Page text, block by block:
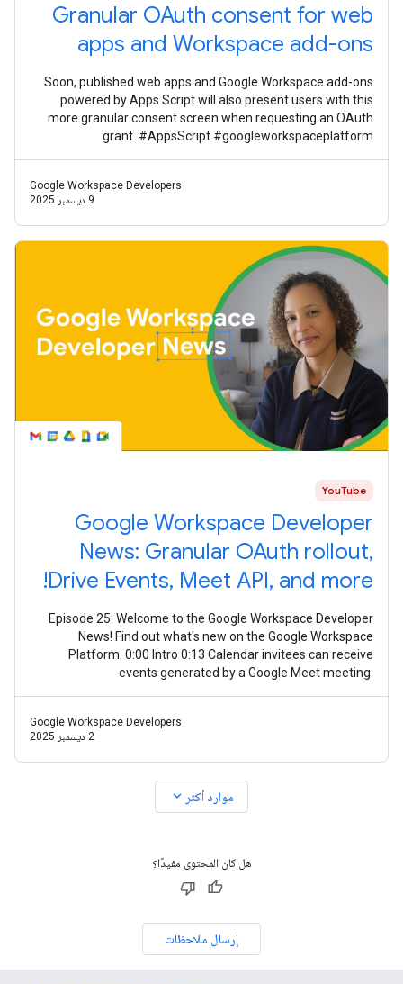
Granular OAuth consent for web
apps and Workspace add-ons
Soon, published web apps and Google Workspace add-ons
powered by Apps Script will also present users with this
more granular consent screen when requesting an OAuth
grant. #AppsScript #googleworkspaceplatform
Google Workspace Developers
9 ديسمبر 2025
YouTube
Google Workspace Developer
News: Granular OAuth rollout,
Drive Events, Meet API, and more!
Episode 25: Welcome to the Google Workspace Developer
News! Find out what's new on the Google Workspace
Platform. 0:00 Intro 0:13 Calendar invitees can receive
events generated by a Google Meet meeting:
Google Workspace Developers
2 ديسمبر 2025
موارد أكثر expand_more
هل كان المحتوى مفيدًا؟
إرسال ملاحظات